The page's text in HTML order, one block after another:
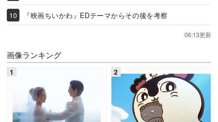
『映画ちいかわ』EDテーマからその後を考察
06:13更新
画像ランキング